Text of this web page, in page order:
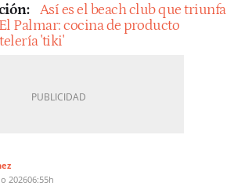
Así es el beach club que triunfa
Palmar: cocina de producto
'tiki'
202606:55h